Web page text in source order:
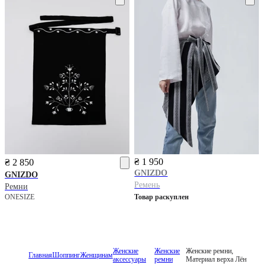
₴ 2 850
GNIZDO
Ремни
ONESIZE
₴ 1 950
GNIZDO
Ремень
Товар раскуплен
ГлавнаяШоппингЖенщинамЖенские
аксессуары
Женские
ремни
Женские ремни,
Материал верха Лён